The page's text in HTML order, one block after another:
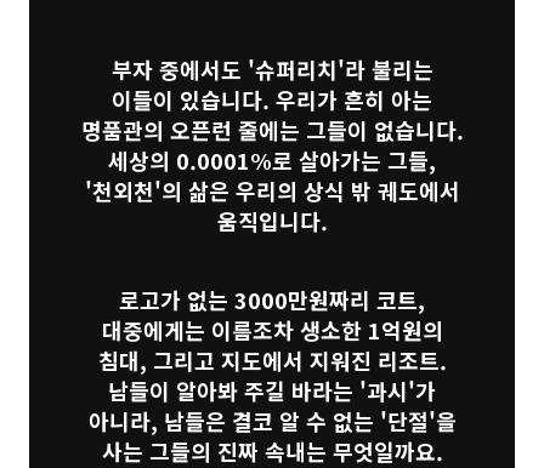
부자 중에서도 '슈퍼리치'라 불리는
이들이 있습니다. 우리가 흔히 아는
명품관의 오픈런 줄에는 그들이 없습니다.
세상의 0.0001%로 살아가는 그들,
'천외천'의 삶은 우리의 상식 밖 궤도에서
움직입니다.
로고가 없는 3000만원짜리 코트,
대중에게는 이름조차 생소한 1억원의
침대, 그리고 지도에서 지워진 리조트.
남들이 알아봐 주길 바라는 '과시'가
아니라, 남들은 결코 알 수 없는 '단절'을
사는 그들의 진짜 속내는 무엇일까요.